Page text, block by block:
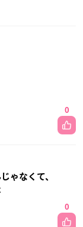
0
ゃなくて、
0